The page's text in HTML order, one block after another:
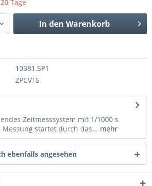
Tage
In den Warenkorb
10381.SP1
ZPCV15
Zeitmesssystem mit 1/1000 s
Messung startet durch das... mehr
ebenfalls angesehen